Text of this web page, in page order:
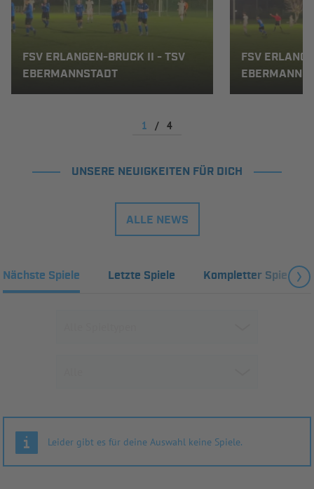
FSV ERLANGEN-BRUCK II - TSV
EBERMANNSTADT
FSV
1 / 4
UNSERE NEUIGKEITEN FÜR DICH
ALLE NEWS
Nächste Spiele Letzte Spiele Kompletter Spielplan
Leider gibt es für deine Auswahl keine Spiele.